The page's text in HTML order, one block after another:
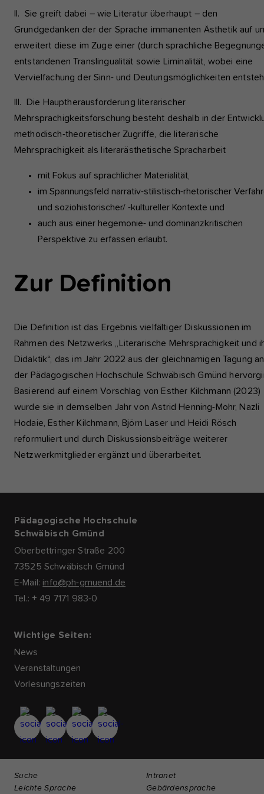
II. Sie greift dabei – wie Literatur überhaupt – den
Grundgedanken der der Sprache immanenten Ästhetik auf
erweitert diese im Zuge einer (durch sprachliche
entstandenen Translingualität sowie Liminalität, wobei eine
Vervielfachung der Sinn- und Deutungsmöglichkeiten
III. Die Hauptherausforderung literarischer
Mehrsprachigkeitsforschung besteht deshalb in der
methodisch-theoretischer Zugriffe, die literarische
Mehrsprachigkeit als literarästhetische Spracharbeit
mit Fokus auf sprachlicher Materialität,
im Spannungsfeld narrativ-stilistisch-rhetorischer
und soziohistorischer/ -kultureller Kontexte und
auch aus einer hegemonie- und dominanzkritischen
Perspektive zu erfassen erlaubt.
Zur Definition
Die Definition ist das Ergebnis vielfältiger Diskussionen im
Rahmen des Netzwerks „Literarische Mehrsprachigkeit und
Didaktik“, das im Jahr 2022 aus der gleichnamigen Tagung an
der Pädagogischen Hochschule Schwäbisch Gmünd
Basierend auf einem Vorschlag von Esther Kilchmann (2023)
wurde sie in demselben Jahr von Astrid Henning-Mohr, Nazli
Hodaie, Esther Kilchmann, Björn Laser und Heidi Rösch
reformuliert und durch Diskussionsbeiträge weiterer
Netzwerkmitglieder ergänzt und überarbeitet.
Pädagogische Hochschule
Schwäbisch Gmünd
Oberbettringer Straße 200
73525 Schwäbisch Gmünd
E-Mail: info@ph-gmuend.de
Tel.: + 49 7171 983-0
Wichtige Seiten:
News
Veranstaltungen
Vorlesungszeiten
Suche
Intranet
Leichte Sprache
Gebärdensprache